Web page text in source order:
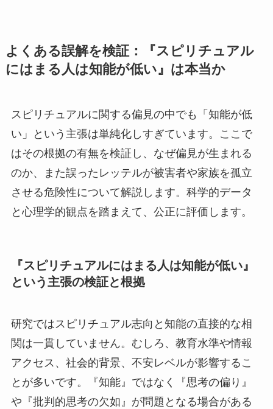
よくある誤解を検証：『スピリチュアル
にはまる人は知能が低い』は本当か
スピリチュアルに関する偏見の中でも「知能が低
い」という主張は単純化しすぎています。ここで
はその根拠の有無を検証し、なぜ偏見が生まれる
のか、また誤ったレッテルが被害者や家族を孤立
させる危険性について解説します。科学的データ
と心理学的観点を踏まえて、公正に評価します。
『スピリチュアルにはまる人は知能が低い』
という主張の検証と根拠
研究ではスピリチュアル志向と知能の直接的な相
関は一貫していません。むしろ、教育水準や情報
アクセス、社会的背景、不安レベルが影響するこ
とが多いです。『知能』ではなく『思考の偏り』
や『批判的思考の欠如』が問題となる場合がある